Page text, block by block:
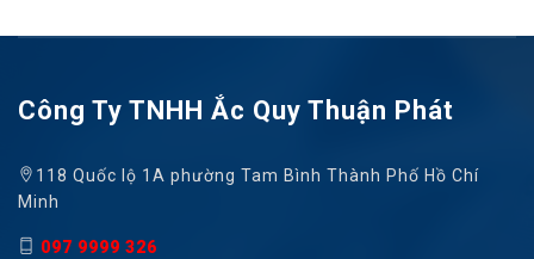
Công Ty TNHH Ắc Quy Thuận Phát
118 Quốc lộ 1A phường Tam Bình Thành Phố Hồ Chí
Minh
097 9999 326